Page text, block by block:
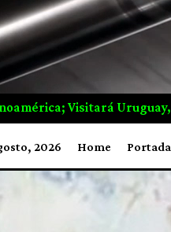
Argentina Y Perú
2026 Home Portada